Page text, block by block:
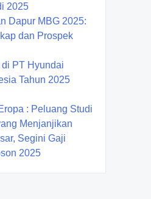
2025
Dapur MBG 2025:
dan Prospek
PT Hyundai
Tahun 2025
: Peluang Studi
Menjanjikan
Segini Gaji
2025